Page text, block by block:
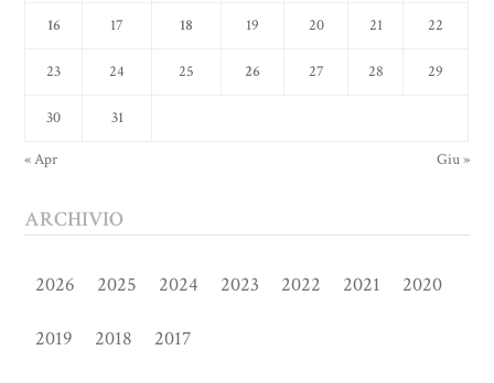
16 17 18 19 20 21 22
23 24 25 26 27 28 29
30 31
« Apr Giu »
ARCHIVIO
2026 2025 2024 2023 2022 2021 2020
2019 2018 2017